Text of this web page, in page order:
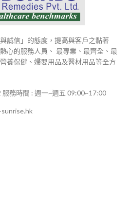
誠信」的態度，提高與客戶之黏著
心的服務人員、 最專業、最齊全、最
養保健、婦嬰用品及醫材用品等全方
務時間 : 週一~週五 09:00~17:00